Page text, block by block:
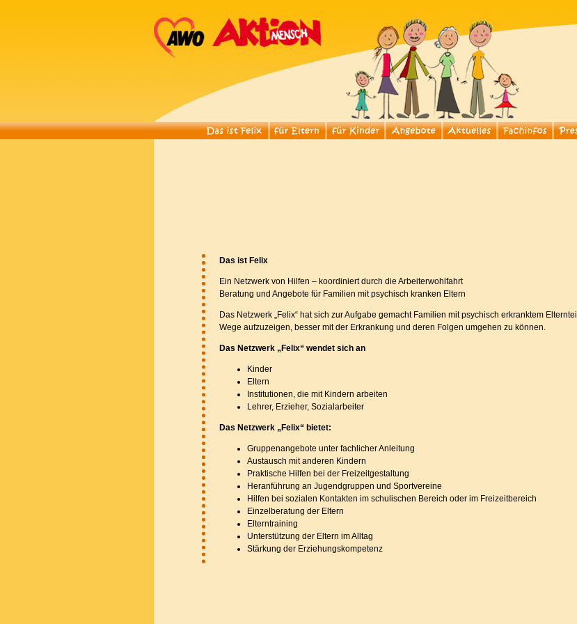
Das ist Felix
Ein Netzwerk von Hilfen – koordiniert durch die Arbeiterwohlfahrt
Beratung und Angebote für Familien mit psychisch kranken Eltern
Das Netzwerk „Felix“ hat sich zur Aufgabe gemacht Familien mit psychisch erkranktem Elternteil
Wege aufzuzeigen, besser mit der Erkrankung und deren Folgen umgehen zu können.
Das Netzwerk „Felix“ wendet sich an
Kinder
Eltern
Institutionen, die mit Kindern arbeiten
Lehrer, Erzieher, Sozialarbeiter
Das Netzwerk „Felix“ bietet:
Gruppenangebote unter fachlicher Anleitung
Austausch mit anderen Kindern
Praktische Hilfen bei der Freizeitgestaltung
Heranführung an Jugendgruppen und Sportvereine
Hilfen bei sozialen Kontakten im schulischen Bereich oder im Freizeitbereich
Einzelberatung der Eltern
Elterntraining
Unterstützung der Eltern im Alltag
Stärkung der Erziehungskompetenz